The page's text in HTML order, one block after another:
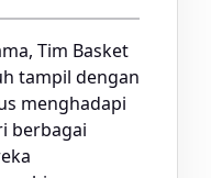
Tim Basket
tampil dengan
menghadapi
berbagai